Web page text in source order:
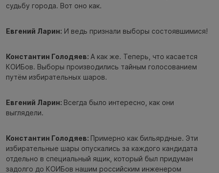
судьбу города. Вот оно как.
Евгений Ларин: И ведь признали выборы состоявшимися!
Константин Голодяев: А как же. Теперь, что касается
КОИБов. Выборы производились тайным голосованием
путём избирательных шаров.
Евгений Ларин: Всегда было интересно, как они
выглядели.
Константин Голодяев: Примерно как бильярдные. Эти
избирательные шары опускались за каждого кандидата
отдельно в специальный ящик, который был придуман
задолго до КОИБов нашим российским инженером